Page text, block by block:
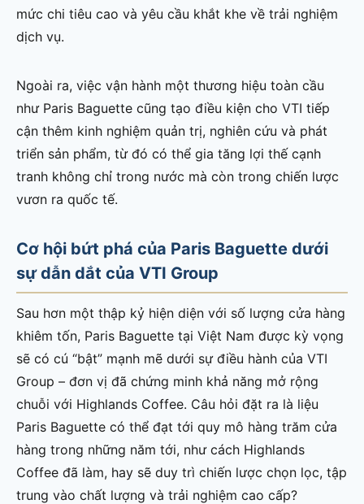
mức chi tiêu cao và yêu cầu khắt khe về trải nghiệm
dịch vụ.
Ngoài ra, việc vận hành một thương hiệu toàn cầu
như Paris Baguette cũng tạo điều kiện cho VTI tiếp
cận thêm kinh nghiệm quản trị, nghiên cứu và phát
triển sản phẩm, từ đó có thể gia tăng lợi thế cạnh
tranh không chỉ trong nước mà còn trong chiến lược
vươn ra quốc tế.
Cơ hội bứt phá của Paris Baguette dưới
sự dẫn dắt của VTI Group
Sau hơn một thập kỷ hiện diện với số lượng cửa hàng
khiêm tốn, Paris Baguette tại Việt Nam được kỳ vọng
sẽ có cú “bật” mạnh mẽ dưới sự điều hành của VTI
Group – đơn vị đã chứng minh khả năng mở rộng
chuỗi với Highlands Coffee. Câu hỏi đặt ra là liệu
Paris Baguette có thể đạt tới quy mô hàng trăm cửa
hàng trong những năm tới, như cách Highlands
Coffee đã làm, hay sẽ duy trì chiến lược chọn lọc, tập
trung vào chất lượng và trải nghiệm cao cấp?